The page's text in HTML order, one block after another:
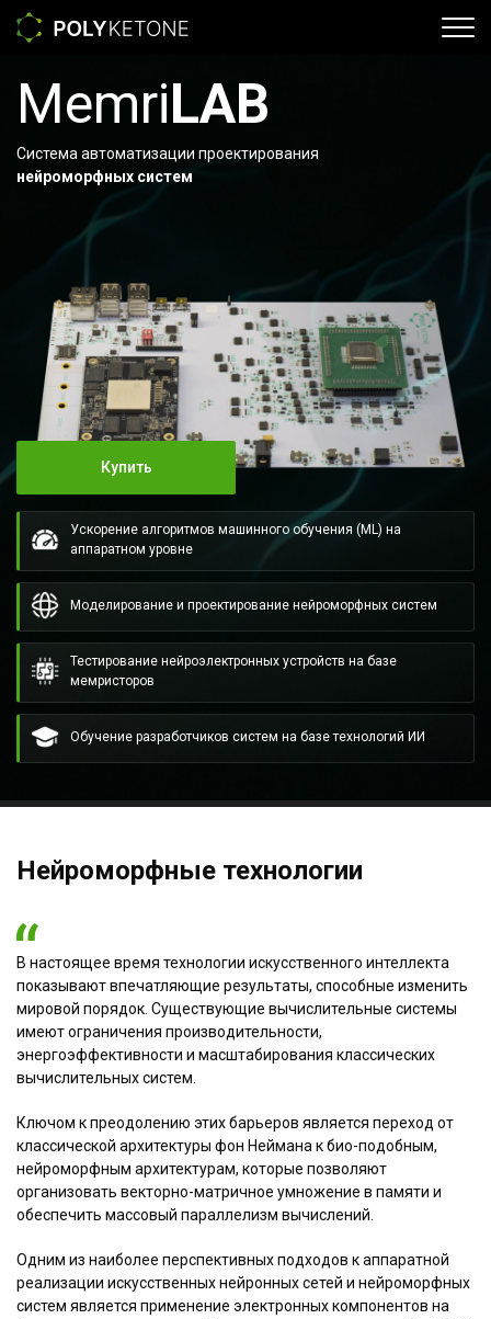
MemriLAB
Система автоматизации проектирования
нейроморфных систем
Купить
Ускорение алгоритмов машинного обучения (ML) на
аппаратном уровне
Моделирование и проектирование нейроморфных систем
Тестирование нейроэлектронных устройств на базе
мемристоров
Обучение разработчиков систем на базе технологий ИИ
Нейроморфные технологии
В настоящее время технологии искусственного интеллекта
показывают впечатляющие результаты, способные изменить
мировой порядок. Существующие вычислительные системы
имеют ограничения производительности,
энергоэффективности и масштабирования классических
вычислительных систем.
Ключом к преодолению этих барьеров является переход от
классической архитектуры фон Неймана к био-подобным,
нейроморфным архитектурам, которые позволяют
организовать векторно-матричное умножение в памяти и
обеспечить массовый параллелизм вычислений.
Одним из наиболее перспективных подходов к аппаратной
реализации искусственных нейронных сетей и нейроморфных
систем является применение электронных компонентов на